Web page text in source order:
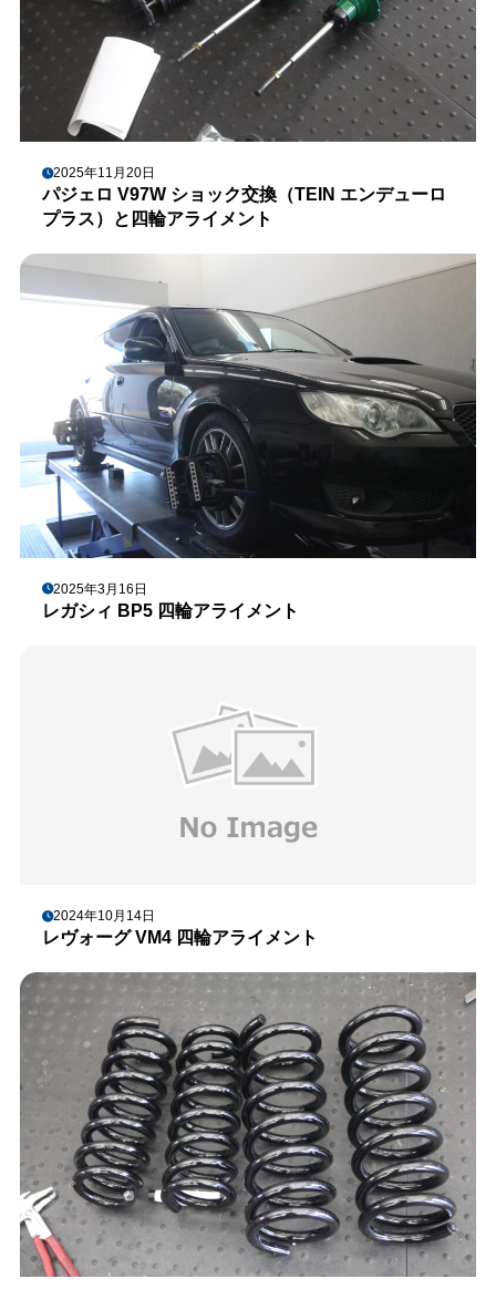
2025年11月20日
パジェロ V97W ショック交換（TEIN エンデューロ
プラス）と四輪アライメント
2025年3月16日
レガシィ BP5 四輪アライメント
2024年10月14日
レヴォーグ VM4 四輪アライメント